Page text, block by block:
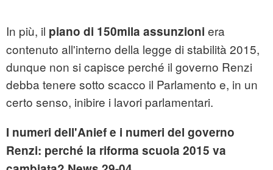
In più, il piano di 150mila assunzioni era
contenuto all'interno della legge di stabilità 2015,
dunque non si capisce perché il governo Renzi
debba tenere sotto scacco il Parlamento e, in un
certo senso, inibire i lavori parlamentari.
I numeri dell'Anief e i numeri del governo
Renzi: perché la riforma scuola 2015 va